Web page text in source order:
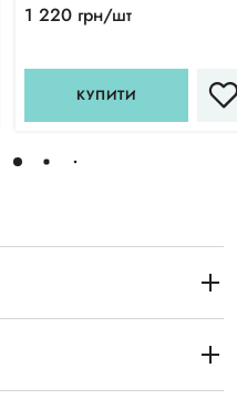
1 220 грн/шт
КУПИТИ